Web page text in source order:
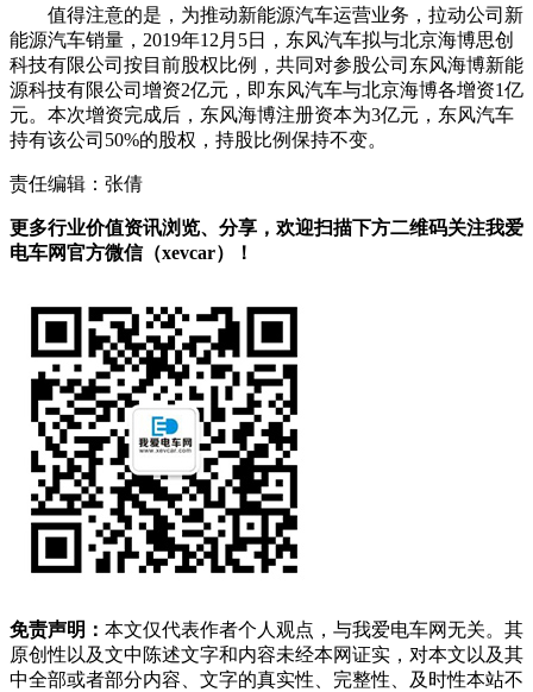
值得注意的是，为推动新能源汽车运营业务，拉动公司新
能源汽车销量，2019年12月5日，东风汽车拟与北京海博思创
科技有限公司按目前股权比例，共同对参股公司东风海博新能
源科技有限公司增资2亿元，即东风汽车与北京海博各增资1亿
元。本次增资完成后，东风海博注册资本为3亿元，东风汽车
持有该公司50%的股权，持股比例保持不变。
责任编辑：张倩
更多行业价值资讯浏览、分享，欢迎扫描下方二维码关注我爱
电车网官方微信（xevcar）！
免责声明： 本文仅代表作者个人观点，与我爱电车网无关。其
原创性以及文中陈述文字和内容未经本网证实，对本文以及其
中全部或者部分内容、文字的真实性、完整性、及时性本站不